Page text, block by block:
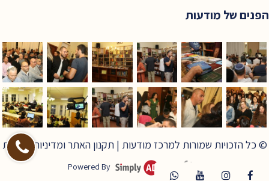
הפנים של מודעות
© כל הזכויות שמורות למרכז מודעות | תקנון האתר ומדיניות פרטיות
Powered By